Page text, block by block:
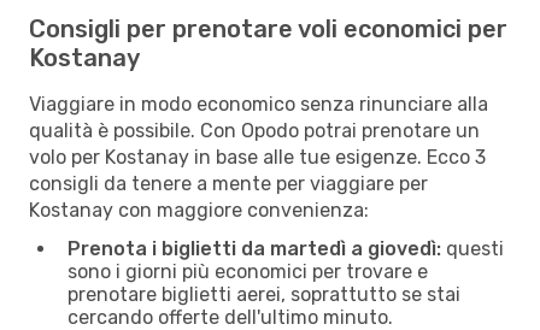
Consigli per prenotare voli economici per
Kostanay
Viaggiare in modo economico senza rinunciare alla
qualità è possibile. Con Opodo potrai prenotare un
volo per Kostanay in base alle tue esigenze. Ecco 3
consigli da tenere a mente per viaggiare per
Kostanay con maggiore convenienza:
Prenota i biglietti da martedì a giovedì: questi
sono i giorni più economici per trovare e
prenotare biglietti aerei, soprattutto se stai
cercando offerte dell'ultimo minuto.